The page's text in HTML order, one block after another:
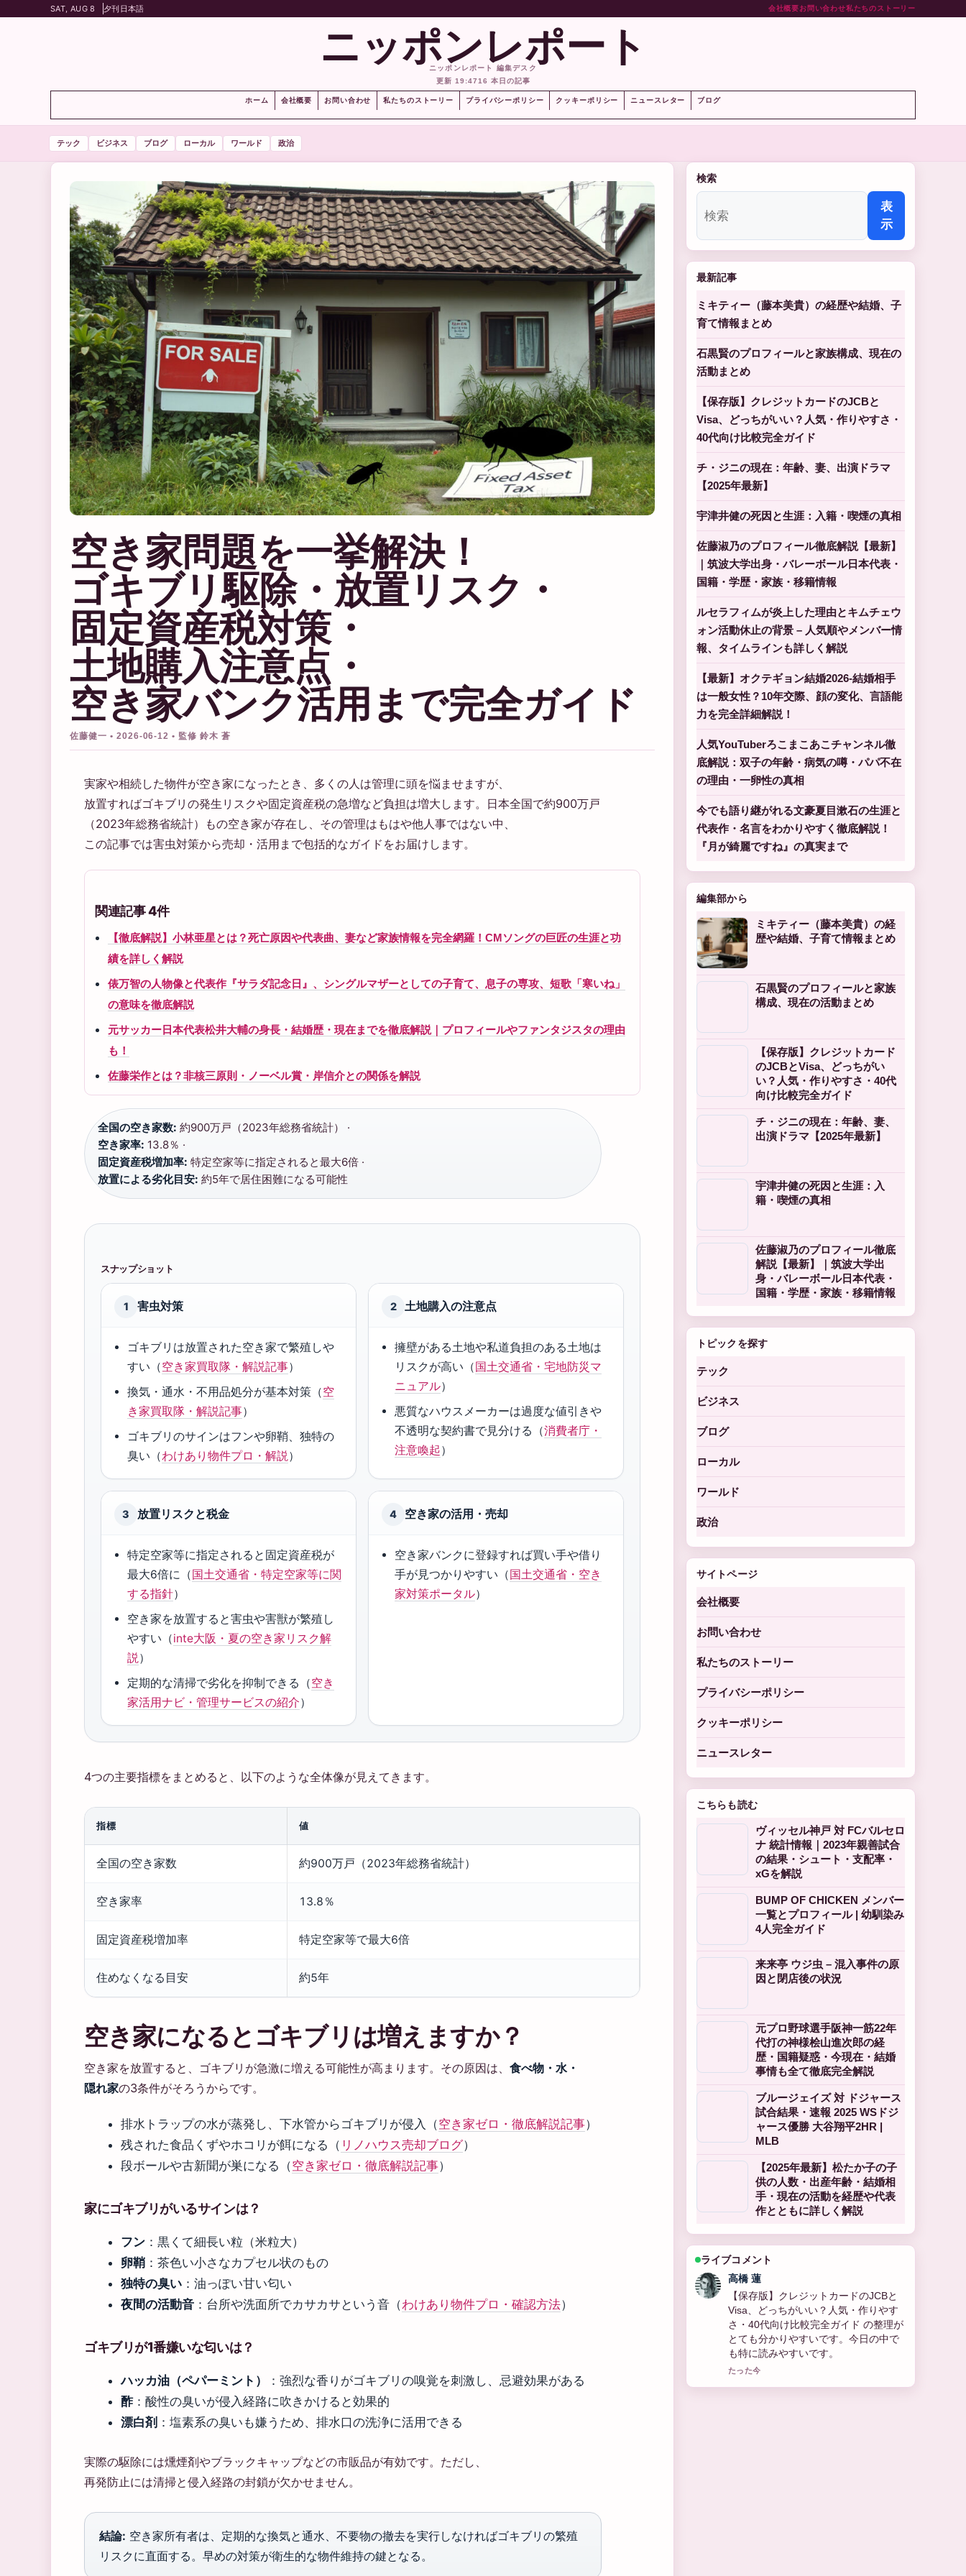
SAT, AUG 8 夕刊 日本語 会社概要お問い合わせ私たちのストーリー
ニッポンレポート
ニッポンレポート 編集デスク
更新 19:4716 本日の記事
ホーム 会社概要 お問い合わせ 私たちのストーリー プライバシーポリシー クッキーポリシー ニュースレター ブログ
テック ビジネス ブログ ローカル ワールド 政治
空き家問題を一挙解決！
ゴキブリ駆除・放置リスク・
固定資産税対策・
土地購入注意点・
空き家バンク活用まで完全ガイド
佐藤健一 • 2026-06-12 • 監修 鈴木 蒼
実家や相続した物件が空き家になったとき、多くの人は管理に頭を悩ませますが、
放置すればゴキブリの発生リスクや固定資産税の急増など負担は増大します。日本全国で約900万戸
（2023年総務省統計）もの空き家が存在し、その管理はもはや他人事ではない中、
この記事では害虫対策から売却・活用まで包括的なガイドをお届けします。
関連記事 4件
【徹底解説】小林亜星とは？死亡原因や代表曲、妻など家族情報を完全網羅！CMソングの巨匠の生涯と功
績を詳しく解説
俵万智の人物像と代表作『サラダ記念日』、シングルマザーとしての子育て、息子の専攻、短歌「寒いね」
の意味を徹底解説
元サッカー日本代表松井大輔の身長・結婚歴・現在までを徹底解説｜プロフィールやファンタジスタの理由
も！
佐藤栄作とは？非核三原則・ノーベル賞・岸信介との関係を解説
全国の空き家数: 約900万戸（2023年総務省統計） ·
空き家率: 13.8％ ·
固定資産税増加率: 特定空家等に指定されると最大6倍 ·
放置による劣化目安: 約5年で居住困難になる可能性
スナップショット
1 害虫対策
ゴキブリは放置された空き家で繁殖しや
すい（空き家買取隊・解説記事）
換気・通水・不用品処分が基本対策（空
き家買取隊・解説記事）
ゴキブリのサインはフンや卵鞘、独特の
臭い（わけあり物件プロ・解説）
2 土地購入の注意点
擁壁がある土地や私道負担のある土地は
リスクが高い（国土交通省・宅地防災マ
ニュアル）
悪質なハウスメーカーは過度な値引きや
不透明な契約書で見分ける（消費者庁・
注意喚起）
3 放置リスクと税金
特定空家等に指定されると固定資産税が
最大6倍に（国土交通省・特定空家等に関
する指針）
空き家を放置すると害虫や害獣が繁殖し
やすい（inte大阪・夏の空き家リスク解
説）
定期的な清掃で劣化を抑制できる（空き
家活用ナビ・管理サービスの紹介）
4 空き家の活用・売却
空き家バンクに登録すれば買い手や借り
手が見つかりやすい（国土交通省・空き
家対策ポータル）
4つの主要指標をまとめると、以下のような全体像が見えてきます。
指標 値
全国の空き家数 約900万戸（2023年総務省統計）
空き家率 13.8％
固定資産税増加率 特定空家等で最大6倍
住めなくなる目安 約5年
空き家になるとゴキブリは増えますか？
空き家を放置すると、ゴキブリが急激に増える可能性が高まります。その原因は、 食べ物・水・
隠れ家の3条件がそろうからです。
排水トラップの水が蒸発し、下水管からゴキブリが侵入（空き家ゼロ・徹底解説記事）
残された食品くずやホコリが餌になる（ リノハウス売却ブログ）
段ボールや古新聞が巣になる（空き家ゼロ・徹底解説記事）
家にゴキブリがいるサインは？
フン ：黒くて細長い粒（米粒大）
卵鞘 ：茶色い小さなカプセル状のもの
独特の臭い ：油っぽい甘い匂い
夜間の活動音 ：台所や洗面所でカサカサという音（わけあり物件プロ・確認方法）
ゴキブリが1番嫌いな匂いは？
ハッカ油（ペパーミント）
：強烈な香りがゴキブリの嗅覚を刺激し、忌避効果がある
酢：酸性の臭いが侵入経路に吹きかけると効果的
漂白剤 ：塩素系の臭いも嫌うため、排水口の洗浄に活用できる
実際の駆除には燻煙剤やブラックキャップなどの市販品が有効です。ただし、
再発防止には清掃と侵入経路の封鎖が欠かせません。
結論: 空き家所有者は、定期的な換気と通水、不要物の撤去を実行しなければゴキブリの繁殖
リスクに直面する。早めの対策が衛生的な物件維持の鍵となる。
検索
表
示
最新記事
ミキティー（藤本美貴）の経歴や結婚、子
育て情報まとめ
石黒賢のプロフィールと家族構成、現在の
活動まとめ
【保存版】クレジットカードのJCBと
Visa、どっちがいい？人気・作りやすさ・
40代向け比較完全ガイド
チ・ジニの現在：年齢、妻、出演ドラマ
【2025年最新】
宇津井健の死因と生涯：入籍・喫煙の真相
佐藤淑乃のプロフィール徹底解説【最新】
｜筑波大学出身・バレーボール日本代表・
国籍・学歴・家族・移籍情報
ルセラフィムが炎上した理由とキムチェウ
ォン活動休止の背景 – 人気順やメンバー情
報、タイムラインも詳しく解説
【最新】オクテギョン結婚2026-結婚相手
は一般女性？10年交際、顔の変化、言語能
力を完全詳細解説！
人気YouTuberろこまこあこチャンネル徹
底解説：双子の年齢・病気の噂・パパ不在
の理由・一卵性の真相
今でも語り継がれる文豪夏目漱石の生涯と
代表作・名言をわかりやすく徹底解説！
『月が綺麗ですね』の真実まで
編集部から
ミキティー（藤本美貴）の経
歴や結婚、子育て情報まとめ
石黒賢のプロフィールと家族
構成、現在の活動まとめ
【保存版】クレジットカード
のJCBとVisa、どっちがい
い？人気・作りやすさ・40代
向け比較完全ガイド
チ・ジニの現在：年齢、妻、
出演ドラマ【2025年最新】
宇津井健の死因と生涯：入
籍・喫煙の真相
佐藤淑乃のプロフィール徹底
解説【最新】｜筑波大学出
身・バレーボール日本代表・
国籍・学歴・家族・移籍情報
トピックを探す
テック
ビジネス
ブログ
ローカル
ワールド
政治
サイトページ
会社概要
お問い合わせ
私たちのストーリー
プライバシーポリシー
クッキーポリシー
ニュースレター
こちらも読む
ヴィッセル神戸 対 FCバルセロ
ナ 統計情報｜2023年親善試合
の結果・シュート・支配率・
xGを解説
BUMP OF CHICKEN メンバー
一覧とプロフィール | 幼馴染み
4人完全ガイド
来来亭 ウジ虫 – 混入事件の原
因と閉店後の状況
元プロ野球選手阪神一筋22年
代打の神様桧山進次郎の経
歴・国籍疑惑・今現在・結婚
事情も全て徹底完全解説
ブルージェイズ 対 ドジャース
試合結果・速報 2025 WSドジ
ャース優勝 大谷翔平2HR |
MLB
【2025年最新】松たか子の子
供の人数・出産年齢・結婚相
手・現在の活動を経歴や代表
作とともに詳しく解説
ライブコメント
佐藤 遥
ミキティー（藤本美貴）の経歴や結
婚、子育て情報まとめ を追っています
が、この解説は落ち着いていて信頼で
きます。
3 分前